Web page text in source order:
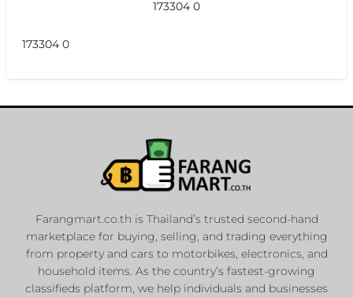
173304 0
173304 0
Farangmart.co.th is Thailand’s trusted second-hand
marketplace for buying, selling, and trading everything
from property and cars to motorbikes, electronics, and
household items. As the country’s fastest-growing
classifieds platform, we help individuals and businesses